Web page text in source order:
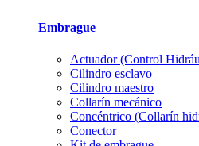
Embrague
Actuador (Control
Cilindro esclavo
Cilindro maestro
Collarín mecánico
Concéntrico (Collarín
Conector